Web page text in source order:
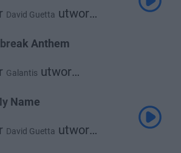
David Guetta utwor
Anthem
Galantis utwor
Name
David Guetta utwor